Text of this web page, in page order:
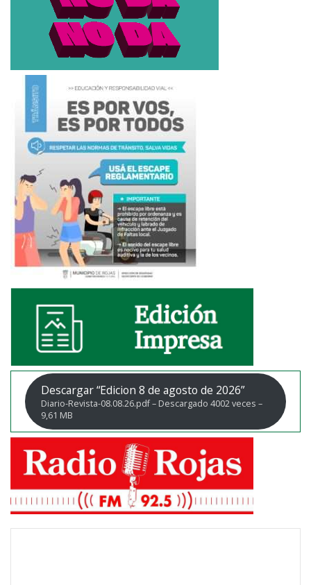
Descargar “Edicion 8 de agosto de 2026”
Diario-Revista-08.08.26.pdf – Descargado 4002 veces –
9,61 MB